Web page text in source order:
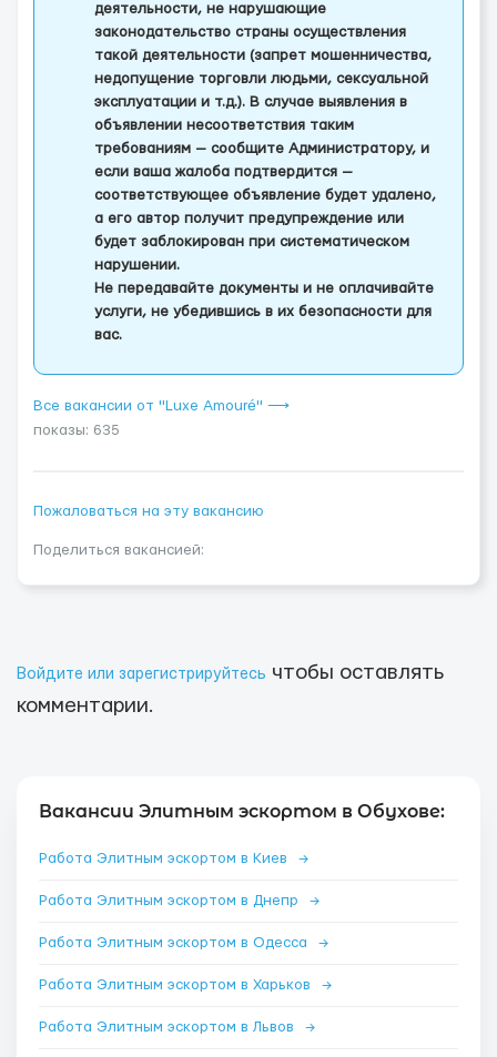
деятельности, не нарушающие
законодательство страны осуществления
такой деятельности (запрет мошенничества,
недопущение торговли людьми, сексуальной
эксплуатации и т.д.). В случае выявления в
объявлении несоответствия таким
требованиям — сообщите Администратору, и
если ваша жалоба подтвердится —
соответствующее объявление будет удалено,
а его автор получит предупреждение или
будет заблокирован при систематическом
нарушении.
Не передавайте документы и не оплачивайте
услуги, не убедившись в их безопасности для
вас.
Все вакансии от "Luxe Amouré" ⟶
показы: 635
Пожаловаться на эту вакансию
Поделиться вакансией:
Войдите или зарегистрируйтесь чтобы оставлять
комментарии.
Вакансии Элитным эскортом в Обухове:
Работа Элитным эскортом в Киев →
Работа Элитным эскортом в Днепр →
Работа Элитным эскортом в Одесса →
Работа Элитным эскортом в Харьков →
Работа Элитным эскортом в Львов →